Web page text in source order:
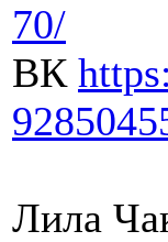
70/
ВК
Лила